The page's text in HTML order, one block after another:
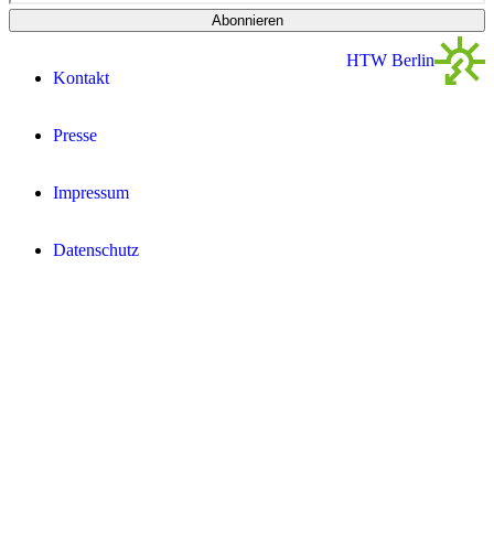
Abonnieren
Kontakt
Presse
Impressum
Datenschutz­
HTW Berlin